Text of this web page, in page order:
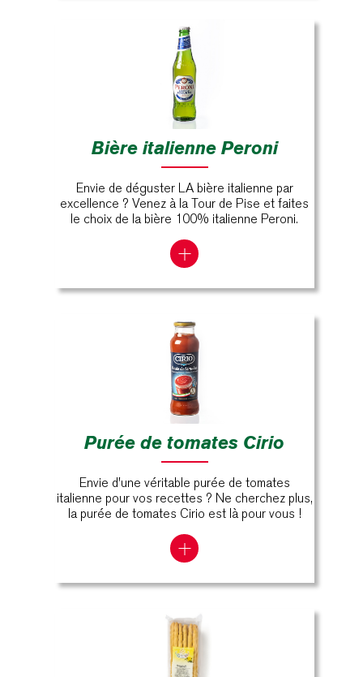
Bière italienne Peroni
Envie de déguster LA bière italienne par
excellence ? Venez à la Tour de Pise et faites
le choix de la bière 100% italienne Peroni.
Purée de tomates Cirio
Envie d'une véritable purée de tomates
italienne pour vos recettes ? Ne cherchez plus,
la purée de tomates Cirio est là pour vous !